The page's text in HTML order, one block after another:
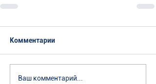
Комментарии
Ваш комментарий...